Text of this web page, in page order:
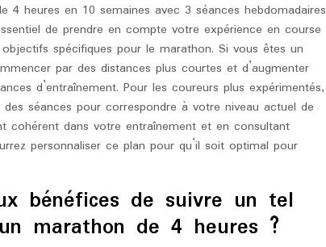
4 heures en 10 semaines avec 3 séances hebdomadaires
de prendre en compte votre expérience en course
spécifiques pour le marathon. Si vous êtes un
par des distances plus courtes et d’augmenter
d’entraînement. Pour les coureurs plus expérimentés,
séances pour correspondre à votre niveau actuel de
cohérent dans votre entraînement et en consultant
personnaliser ce plan pour qu’il soit optimal pour
bénéfices de suivre un tel
marathon de 4 heures ?